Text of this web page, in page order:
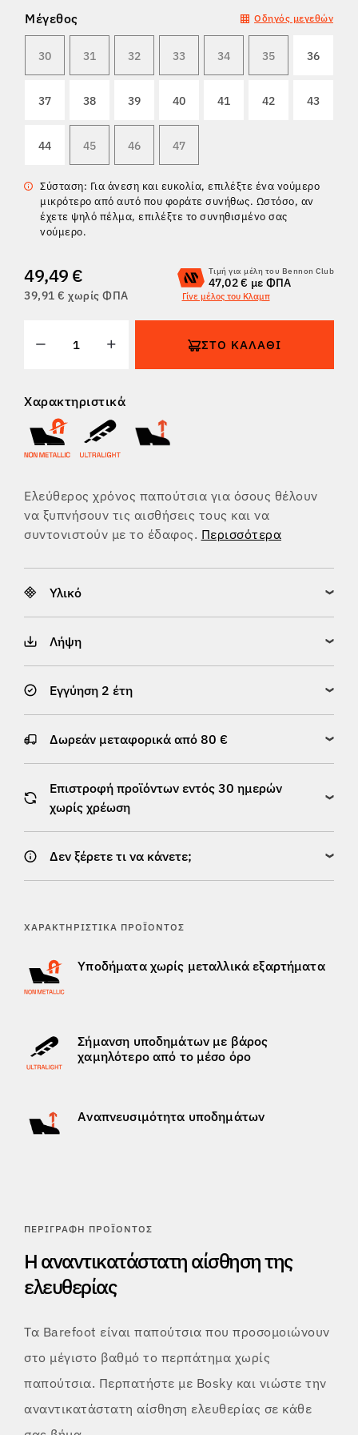
ΕΠΙΣΤΡΟΦΈΣ
Μέγεθος Οδηγός μεγεθών
30 31 32 33 34 35 36
37 38 39 40 41 42 43
44 45 46 47
Σύσταση: Για άνεση και ευκολία, επιλέξτε ένα νούμερο
μικρότερο από αυτό που φοράτε συνήθως. Ωστόσο, αν
έχετε ψηλό πέλμα, επιλέξτε το συνηθισμένο σας
νούμερο.
49,49 €
39,91 € χωρίς ΦΠΑ
Τιμή για μέλη του Bennon Club
47,02 € με ΦΠΑ
Γίνε μέλος του Κλαμπ
ΣΤΟ ΚΑΛΆΘΙ
Χαρακτηριστικά
Ελεύθερος χρόνος παπούτσια για όσους θέλουν
να ξυπνήσουν τις αισθήσεις τους και να
συντονιστούν με το έδαφος. Περισσότερα
Υλικό
Λήψη
Εγγύηση 2 έτη
Δωρεάν μεταφορικά από 80 €
Επιστροφή προϊόντων εντός 30 ημερών
χωρίς χρέωση
Δεν ξέρετε τι να κάνετε;
ΧΑΡΑΚΤΗΡΙΣΤΙΚΆ ΠΡΟΪΌΝΤΟΣ
Υποδήματα χωρίς μεταλλικά εξαρτήματα
Σήμανση υποδημάτων με βάρος
χαμηλότερο από το μέσο όρο
Αναπνευσιμότητα υποδημάτων
ΠΕΡΙΓΡΑΦΉ ΠΡΟΪΌΝΤΟΣ
Η αναντικατάστατη αίσθηση της
ελευθερίας
Τα Barefoot είναι παπούτσια που προσομοιώνουν
στο μέγιστο βαθμό το περπάτημα χωρίς
παπούτσια. Περπατήστε με Bosky και νιώστε την
αναντικατάστατη αίσθηση ελευθερίας σε κάθε